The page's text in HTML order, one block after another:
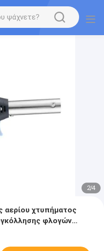
2/4
αερίου χτυπήματος
φλογών